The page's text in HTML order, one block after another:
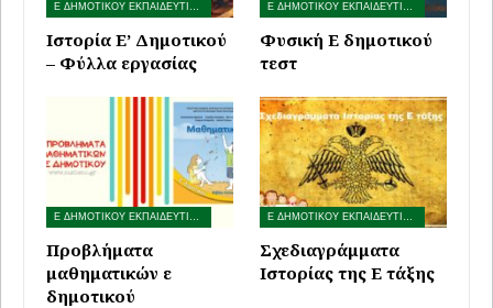
Ιστορία Ε’ Δημοτικού
– Φύλλα εργασίας
Φυσική Ε δημοτικού
τεστ
Προβλήματα
μαθηματικών ε
δημοτικού
Σχεδιαγράμματα
Ιστορίας της Ε τάξης